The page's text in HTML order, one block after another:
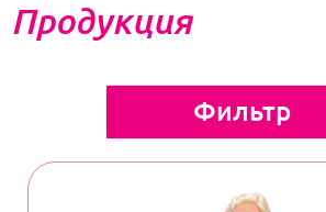
Продукция
Фильтр